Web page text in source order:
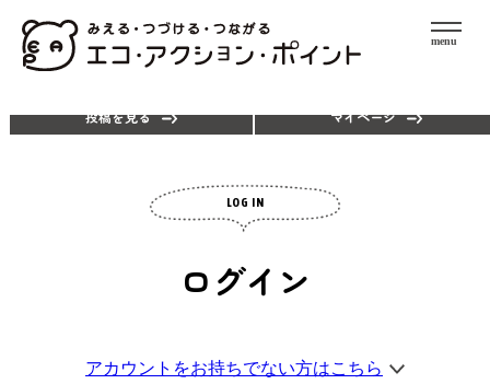
menu
投稿を見る
マイページ
LOG IN
ログイン
アカウントをお持ちでない方はこちら